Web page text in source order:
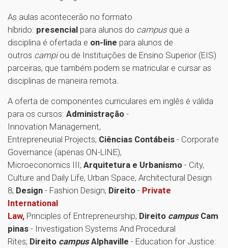
As aulas acontecerão no formato
híbrido: presencial para alunos do campus que a
disciplina é ofertada e on-line para alunos de
outros campiou de Instituições de Ensino Superior (EIS)
parceiras, que também podem se matricular e cursar as
disciplinas de maneira remota.
A oferta de componentes curriculares em inglês é válida
para os cursos: Administração -
Innovation Management,
Entrepreneurial Projects; Ciências Contábeis - Corporate
Governance (apenas ON-LINE),
Microeconomics III; Arquitetura e Urbanismo - City,
Culture and Daily Life, Urban Space, Architectural Design
8; Design - Fashion Design; Direito - Private
International
Law, Principles of Entrepreneurship; Direito campus Cam
pinas - Investigation Systems And Procedural
Rites; Direito campusAlphaville - Education for Justice: